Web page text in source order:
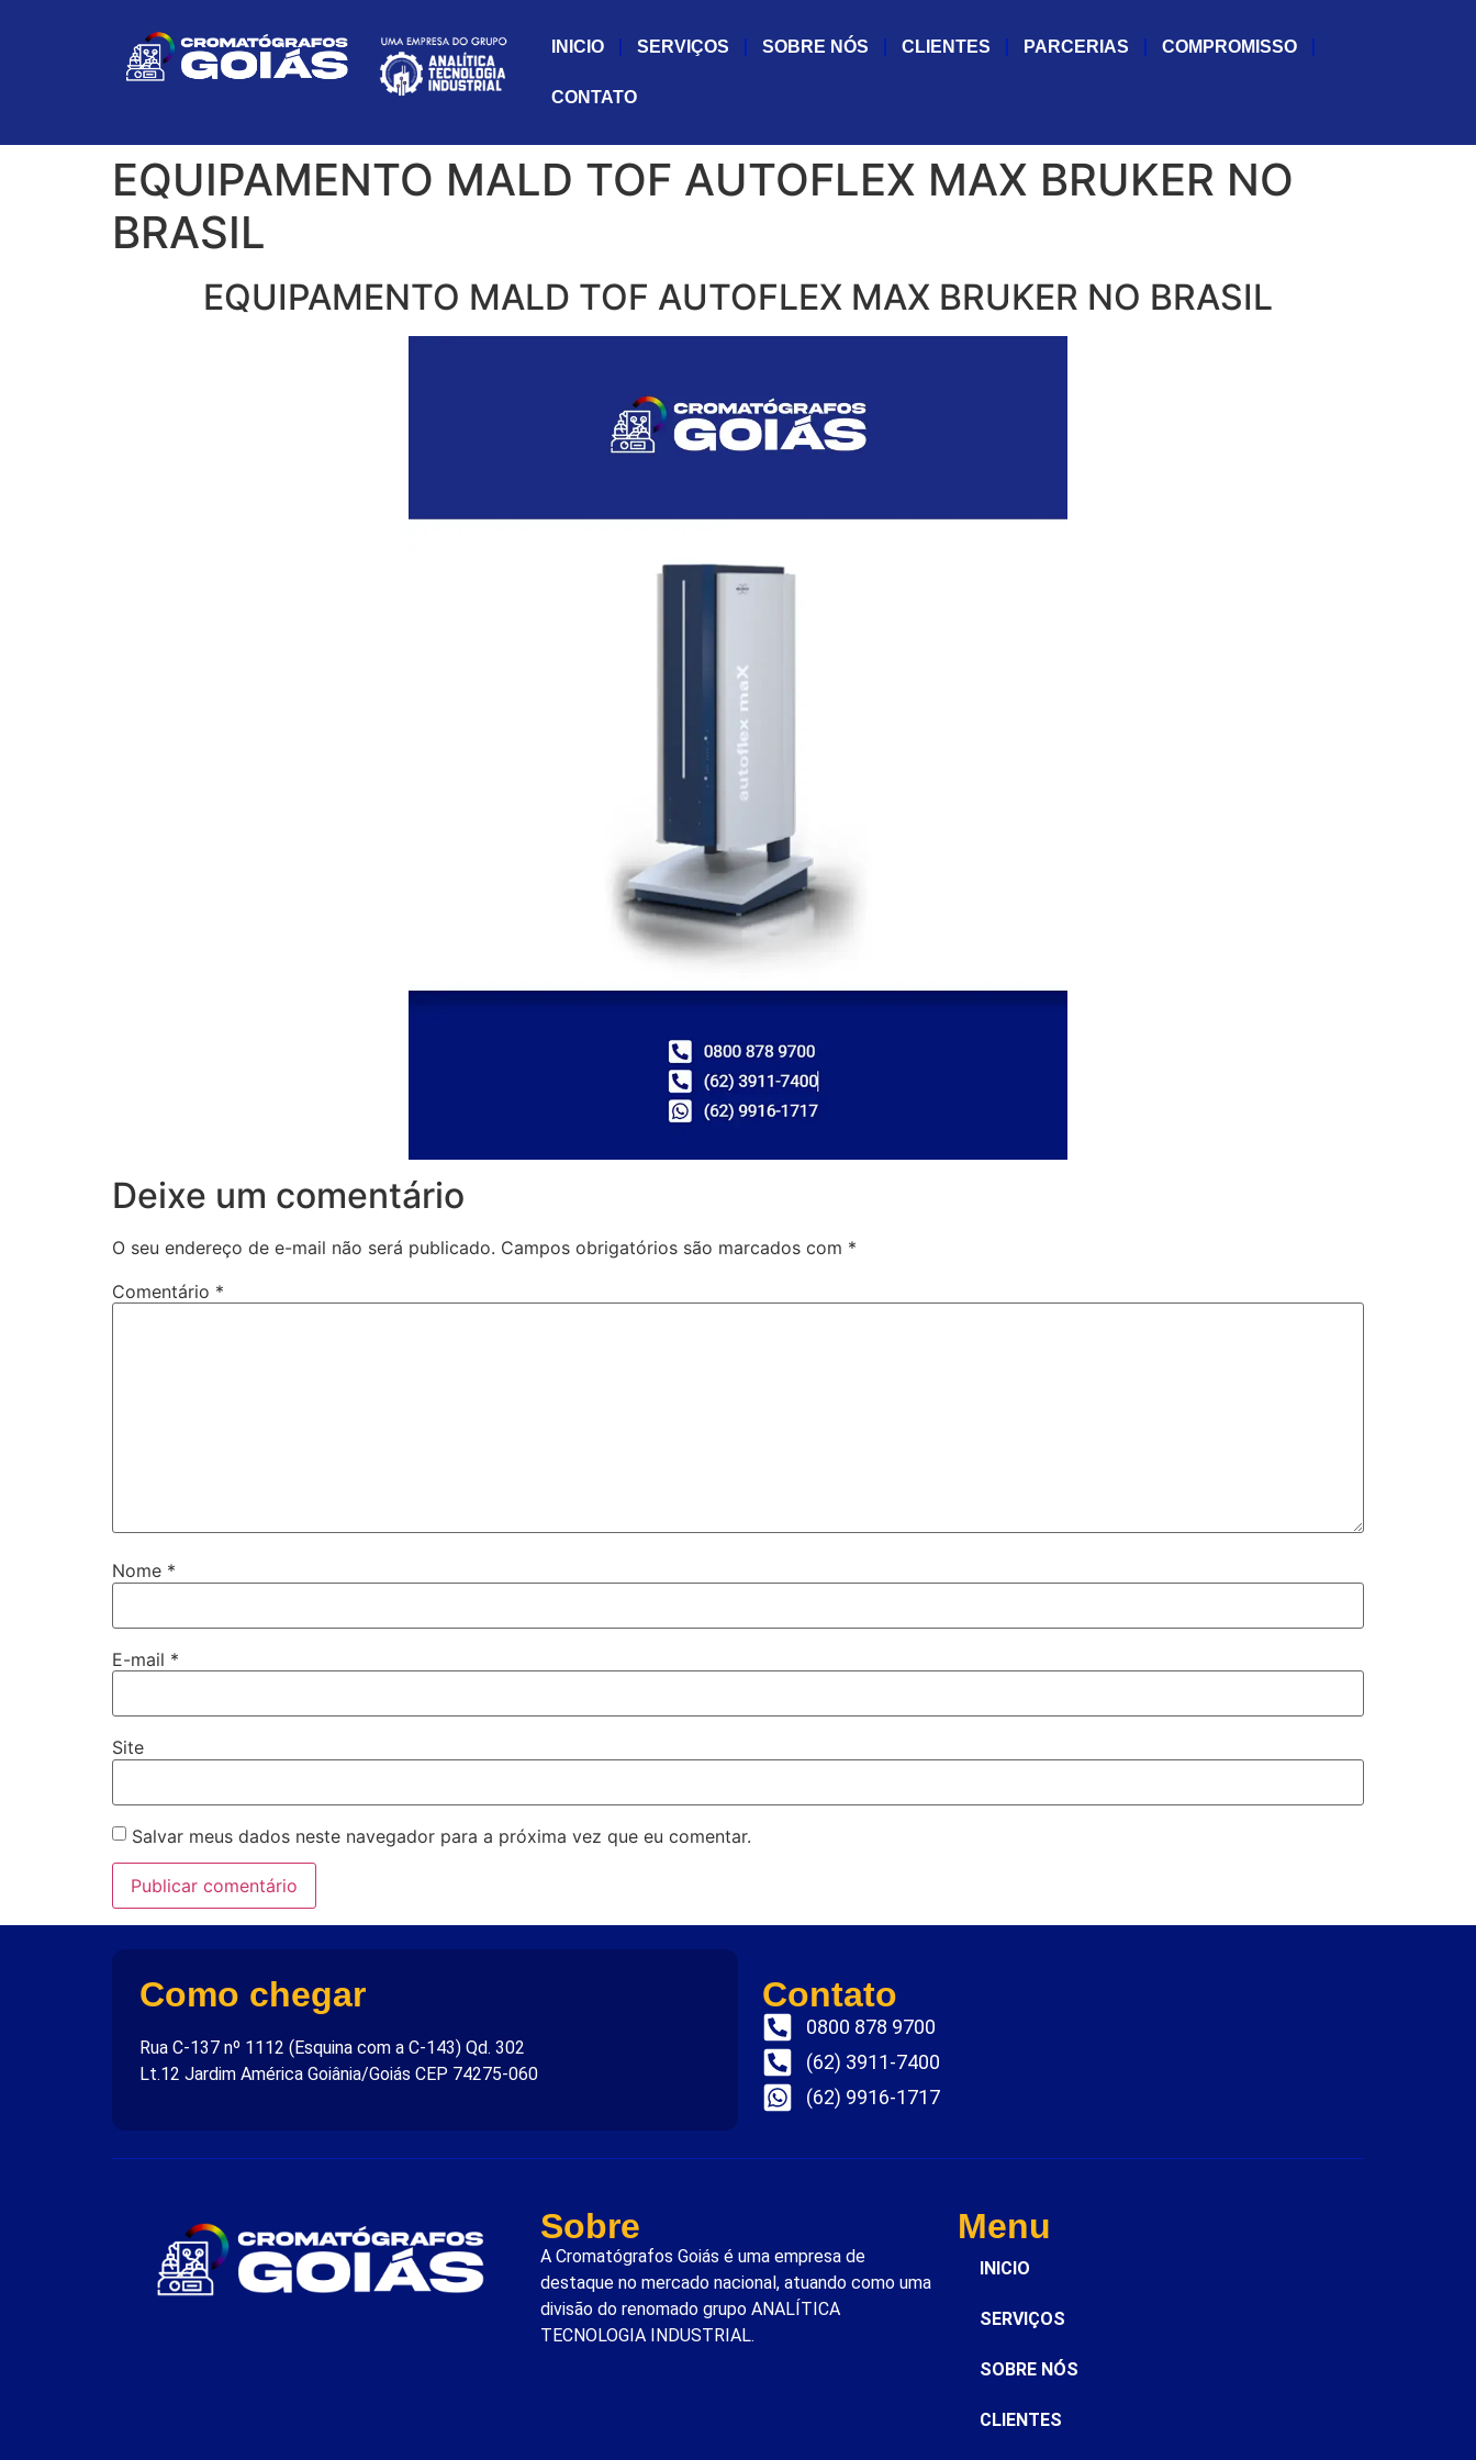
INICIO SERVIÇOS SOBRE NÓS CLIENTES PARCERIAS COMPROMISSO
CONTATO
EQUIPAMENTO MALD TOF AUTOFLEX MAX BRUKER NO
BRASIL
EQUIPAMENTO MALD TOF AUTOFLEX MAX BRUKER NO BRASIL
Deixe um comentário
O seu endereço de e-mail não será publicado. Campos obrigatórios são marcados com *
Comentário *
Nome *
E-mail *
Site
Salvar meus dados neste navegador para a próxima vez que eu comentar.
Como chegar
Rua C-137 nº 1112 (Esquina com a C-143) Qd. 302
Lt.12 Jardim América Goiânia/Goiás CEP 74275-060
Contato
0800 878 9700
(62) 3911-7400
(62) 9916-1717
Sobre
A Cromatógrafos Goiás é uma empresa de
destaque no mercado nacional, atuando como uma
divisão do renomado grupo ANALÍTICA
TECNOLOGIA INDUSTRIAL.
Menu
INICIO
SERVIÇOS
SOBRE NÓS
CLIENTES